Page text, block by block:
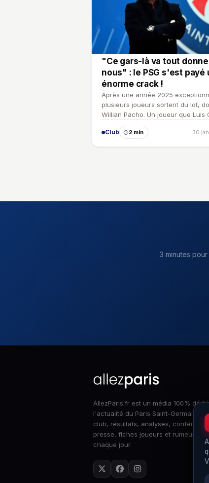
"Ce gars-là va tout
nous" : le PSG s'est payé
énorme crack !
Après une année 2025
plusieurs joueurs sortent du lot,
Willian Pacho. Un joueur que Luis
est allé chercher lui-…
Club 2 min 30
3 minutes
AllezParis.fr est un média 100%
l'actualité du Paris Saint-Germain :
club, résultats, analyses,
presse, fiches joueurs et rumeurs
chaque jour.